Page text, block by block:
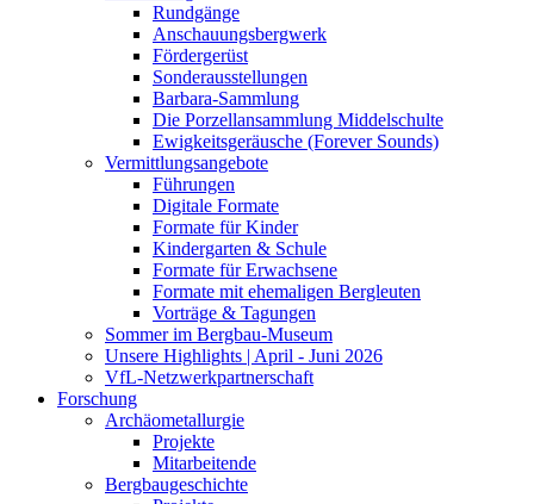
Rundgänge
Anschauungsbergwerk
Fördergerüst
Sonderausstellungen
Barbara-Sammlung
Die Porzellansammlung Middelschulte
Ewigkeitsgeräusche (Forever Sounds)
Vermittlungsangebote
Führungen
Digitale Formate
Formate für Kinder
Kindergarten & Schule
Formate für Erwachsene
Formate mit ehemaligen Bergleuten
Vorträge & Tagungen
Sommer im Bergbau-Museum
Unsere Highlights | April - Juni 2026
VfL-Netzwerkpartnerschaft
Forschung
Archäometallurgie
Projekte
Mitarbeitende
Bergbaugeschichte